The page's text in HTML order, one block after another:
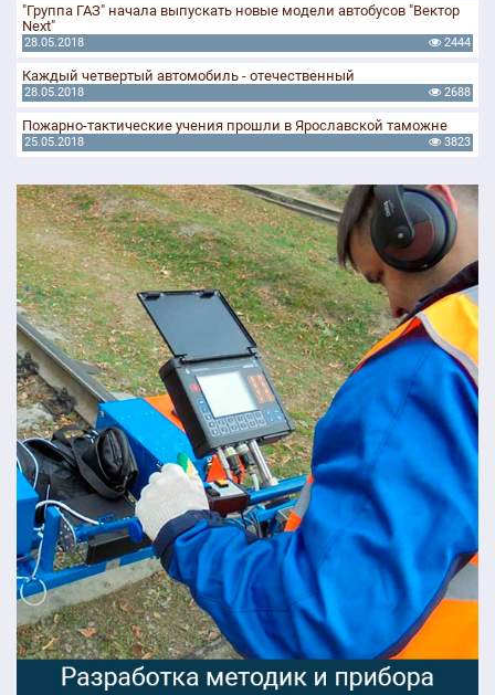
"Группа ГАЗ" начала выпускать новые модели автобусов "Вектор
Next"
28.05.2018 2444
Каждый четвертый автомобиль - отечественный
28.05.2018 2688
Пожарно-тактические учения прошли в Ярославской таможне
25.05.2018 3823